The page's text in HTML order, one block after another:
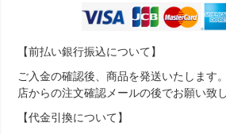
【前払い銀行振込について】
ご入金の確認後、商品を発送いたします
店からの注文確認メールの後でお願い致し
【代金引換について】